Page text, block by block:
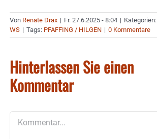
Von Renate Drax | Fr. 27.6.2025 - 8:04 | Kategorien:
WS | Tags: PFAFFING / HILGEN | 0 Kommentare
Hinterlassen Sie einen
Kommentar